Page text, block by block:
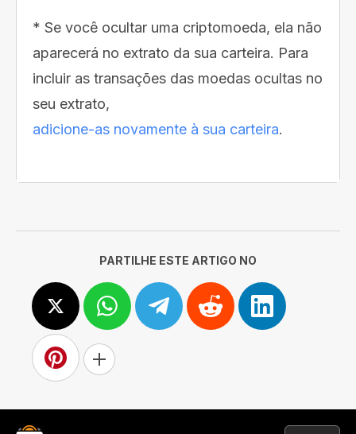
* Se você ocultar uma criptomoeda, ela não
aparecerá no extrato da sua carteira. Para
incluir as transações das moedas ocultas no
seu extrato,
adicione-as novamente à sua carteira.
PARTILHE ESTE ARTIGO NO